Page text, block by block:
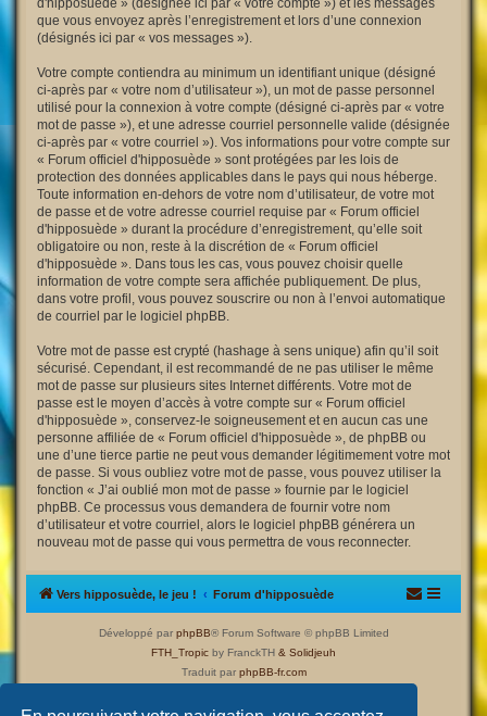
d'hipposuède » (désignée ici par « votre compte ») et les messages
que vous envoyez après l’enregistrement et lors d’une connexion
(désignés ici par « vos messages »).
Votre compte contiendra au minimum un identifiant unique (désigné
ci-après par « votre nom d’utilisateur »), un mot de passe personnel
utilisé pour la connexion à votre compte (désigné ci-après par « votre
mot de passe »), et une adresse courriel personnelle valide (désignée
ci-après par « votre courriel »). Vos informations pour votre compte sur
« Forum officiel d'hipposuède » sont protégées par les lois de
protection des données applicables dans le pays qui nous héberge.
Toute information en-dehors de votre nom d’utilisateur, de votre mot
de passe et de votre adresse courriel requise par « Forum officiel
d'hipposuède » durant la procédure d’enregistrement, qu’elle soit
obligatoire ou non, reste à la discrétion de « Forum officiel
d'hipposuède ». Dans tous les cas, vous pouvez choisir quelle
information de votre compte sera affichée publiquement. De plus,
dans votre profil, vous pouvez souscrire ou non à l’envoi automatique
de courriel par le logiciel phpBB.
Votre mot de passe est crypté (hashage à sens unique) afin qu’il soit
sécurisé. Cependant, il est recommandé de ne pas utiliser le même
mot de passe sur plusieurs sites Internet différents. Votre mot de
passe est le moyen d’accès à votre compte sur « Forum officiel
d'hipposuède », conservez-le soigneusement et en aucun cas une
personne affiliée de « Forum officiel d'hipposuède », de phpBB ou
une d’une tierce partie ne peut vous demander légitimement votre mot
de passe. Si vous oubliez votre mot de passe, vous pouvez utiliser la
fonction « J’ai oublié mon mot de passe » fournie par le logiciel
phpBB. Ce processus vous demandera de fournir votre nom
d’utilisateur et votre courriel, alors le logiciel phpBB générera un
nouveau mot de passe qui vous permettra de vous reconnecter.
Vers hipposuède, le jeu ! Forum d'hipposuède
Développé par phpBB® Forum Software © phpBB Limited
FTH_Tropic by FranckTH & Solidjeuh
Traduit par phpBB-fr.com